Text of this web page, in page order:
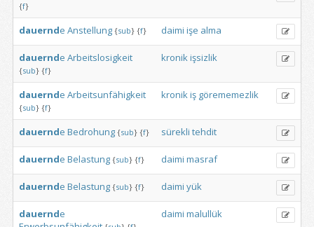
{f}
dauernde Anstellung {sub} {f} daimi işe alma
dauernde Arbeitslosigkeit
{sub} {f}
kronikişsizlik
dauernde Arbeitsunfähigkeit
{sub} {f}
kronikiş görememezlik
dauernde Bedrohung {sub} {f} sürekli tehdit
dauernde Belastung {sub} {f} daimi masraf
dauernde Belastung {sub} {f} daimi yük
dauernde
daimi malullük